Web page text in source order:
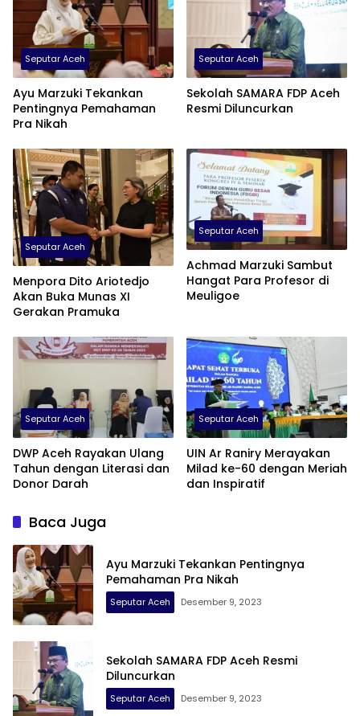
Seputar Aceh
Ayu Marzuki Tekankan
Pentingnya Pemahaman
Pra Nikah
Seputar Aceh
Sekolah SAMARA FDP Aceh
Resmi Diluncurkan
Seputar Aceh
Menpora Dito Ariotedjo
Akan Buka Munas XI
Gerakan Pramuka
Seputar Aceh
Achmad Marzuki Sambut
Hangat Para Profesor di
Meuligoe
Seputar Aceh
DWP Aceh Rayakan Ulang
Tahun dengan Literasi dan
Donor Darah
Seputar Aceh
UIN Ar Raniry Merayakan
Milad ke-60 dengan Meriah
dan Inspiratif
Baca Juga
Ayu Marzuki Tekankan Pentingnya
Pemahaman Pra Nikah
Seputar Aceh Desember 9, 2023
Sekolah SAMARA FDP Aceh Resmi
Diluncurkan
Seputar Aceh Desember 9, 2023